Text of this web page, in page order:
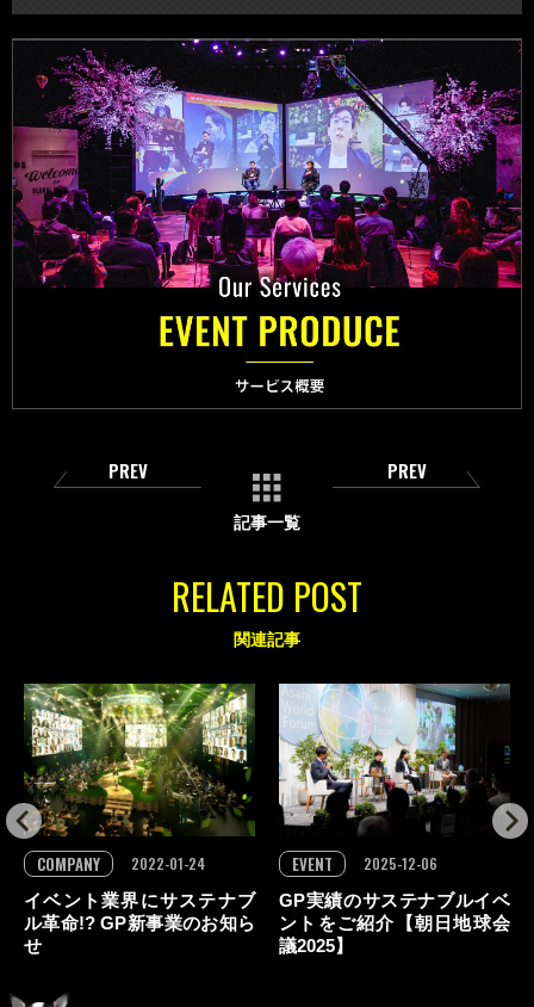
PREV
記事一覧
PREV
RELATED POST
関連記事
イベント業界にサステナブ
ル革命!? GP新事業のお知ら
せ
COMPANY
2022-01-24
GP実績のサステナブルイベ
ントをご紹介【朝日地球会
議2025】
EVENT 2025-12-06